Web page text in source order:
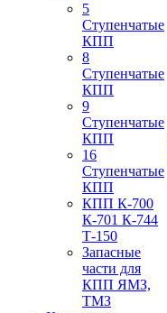
5
Ступенчатые
КПП
8
Ступенчатые
КПП
9
Ступенчатые
КПП
16
Ступенчатые
КПП
КПП К-700
К-701 К-744
Т-150
Запасные
части для
КПП ЯМЗ,
ТМЗ